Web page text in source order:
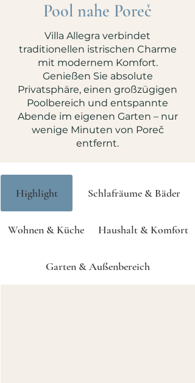
Pool nahe Poreč
Villa Allegra verbindet
traditionellen istrischen Charme
mit modernem Komfort.
Genießen Sie absolute
Privatsphäre, einen großzügigen
Poolbereich und entspannte
Abende im eigenen Garten – nur
wenige Minuten von Poreč
entfernt.
Highlight Schlafräume & Bäder
Wohnen & Küche Haushalt & Komfort
Garten & Außenbereich